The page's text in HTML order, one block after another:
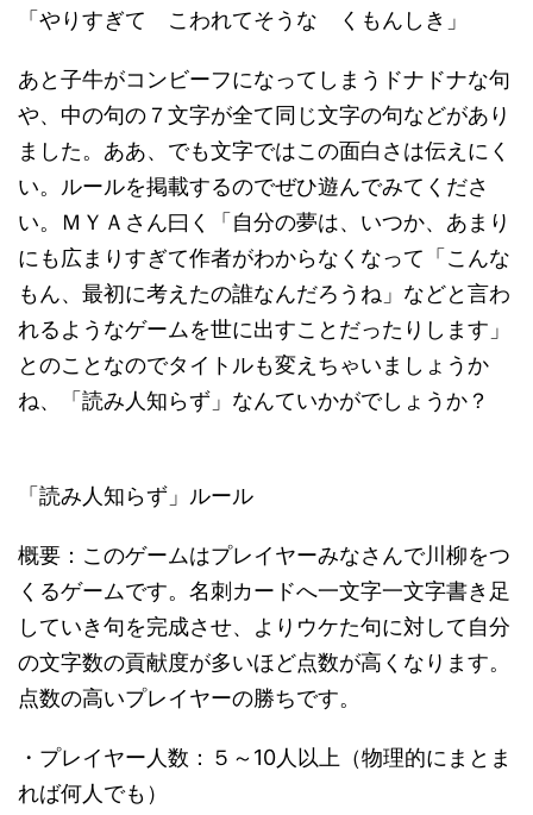
「やりすぎて こわれてそうな くもんしき」
あと子牛がコンビーフになってしまうドナドナな句
や、中の句の７文字が全て同じ文字の句などがあり
ました。ああ、でも文字ではこの面白さは伝えにく
い。ルールを掲載するのでぜひ遊んでみてくださ
い。ＭＹＡさん曰く「自分の夢は、いつか、あまり
にも広まりすぎて作者がわからなくなって「こんな
もん、最初に考えたの誰なんだろうね」などと言わ
れるようなゲームを世に出すことだったりします」
とのことなのでタイトルも変えちゃいましょうか
ね、「読み人知らず」なんていかがでしょうか？
「読み人知らず」ルール
概要：このゲームはプレイヤーみなさんで川柳をつ
くるゲームです。名刺カードへ一文字一文字書き足
していき句を完成させ、よりウケた句に対して自分
の文字数の貢献度が多いほど点数が高くなります。
点数の高いプレイヤーの勝ちです。
・プレイヤー人数：５～10人以上（物理的にまとま
れば何人でも）